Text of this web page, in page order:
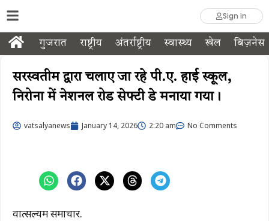
Sign in
गुजरात राष्ट्रीय अंतर्राष्ट्रीय स्वास्थ्य खेल बिज़नेस
सरस्वतीम द्वारा चलाए जा रहे पी.ए. हाई स्कूल,
निरोना में नेशनल रोड सेफ्टी डे मनाया गया।
vatsalyanews January 14, 2026 2:20 am No Comments
वात्सल्यम समाचार.